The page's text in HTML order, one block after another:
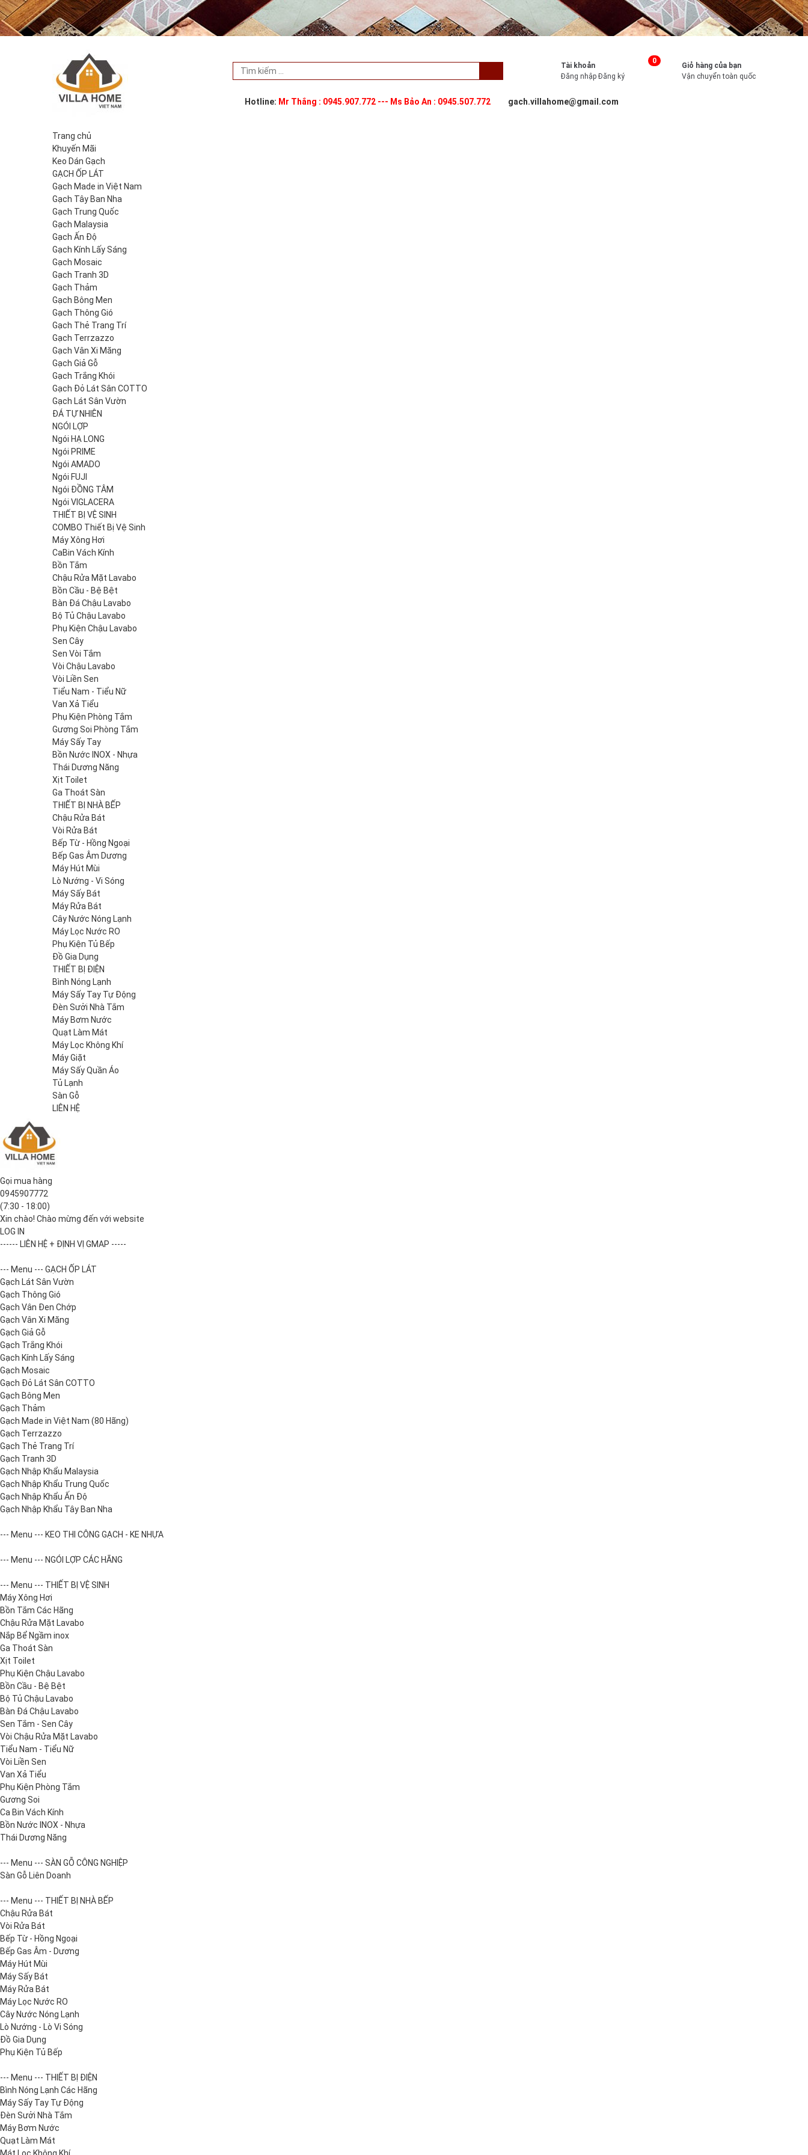
Tài khoản
Đăng nhập Đăng ký
0
Giỏ hàng của bạn
Vận chuyển toàn quốc
Hotline: Mr Thắng : 0945.907.772 --- Ms Bảo An : 0945.507.772 gach.villahome@gmail.com
Trang chủ
Khuyến Mãi
Keo Dán Gạch
GẠCH ỐP LÁT
Gạch Made in Việt Nam
Gạch Tây Ban Nha
Gạch Trung Quốc
Gạch Malaysia
Gạch Ấn Độ
Gạch Kính Lấy Sáng
Gạch Mosaic
Gạch Tranh 3D
Gạch Thảm
Gạch Bông Men
Gạch Thông Gió
Gạch Thẻ Trang Trí
Gạch Terrzazzo
Gạch Vân Xi Măng
Gạch Giả Gỗ
Gạch Trắng Khói
Gạch Đỏ Lát Sân COTTO
Gạch Lát Sân Vườn
ĐÁ TỰ NHIÊN
NGÓI LỢP
Ngói HẠ LONG
Ngói PRIME
Ngói AMADO
Ngói FUJI
Ngói ĐỒNG TÂM
Ngói VIGLACERA
THIẾT BỊ VỆ SINH
COMBO Thiết Bị Vệ Sinh
Máy Xông Hơi
CaBin Vách Kính
Bồn Tắm
Chậu Rửa Mặt Lavabo
Bồn Cầu - Bệ Bệt
Bàn Đá Chậu Lavabo
Bộ Tủ Chậu Lavabo
Phụ Kiện Chậu Lavabo
Sen Cây
Sen Vòi Tắm
Vòi Chậu Lavabo
Vòi Liền Sen
Tiểu Nam - Tiểu Nữ
Van Xả Tiểu
Phụ Kiện Phòng Tắm
Gương Soi Phòng Tắm
Máy Sấy Tay
Bồn Nước INOX - Nhựa
Thái Dương Năng
Xịt Toilet
Ga Thoát Sàn
THIẾT BỊ NHÀ BẾP
Chậu Rửa Bát
Vòi Rửa Bát
Bếp Từ - Hồng Ngoại
Bếp Gas Âm Dương
Máy Hút Mùi
Lò Nướng - Vi Sóng
Máy Sấy Bát
Máy Rửa Bát
Cây Nước Nóng Lạnh
Máy Lọc Nước RO
Phụ Kiện Tủ Bếp
Đồ Gia Dụng
THIẾT BỊ ĐIỆN
Bình Nóng Lạnh
Máy Sấy Tay Tự Động
Đèn Sưởi Nhà Tắm
Máy Bơm Nước
Quạt Làm Mát
Máy Lọc Không Khí
Máy Giặt
Máy Sấy Quần Áo
Tủ Lạnh
Sàn Gỗ
LIÊN HỆ
Gọi mua hàng
0945907772
(7:30 - 18:00)
Xin chào! Chào mừng đến với website
LOG IN
------ LIÊN HỆ + ĐỊNH VỊ GMAP -----
--- Menu --- GẠCH ỐP LÁT
Gạch Lát Sân Vườn
Gạch Thông Gió
Gạch Vân Đen Chớp
Gạch Vân Xi Măng
Gạch Giả Gỗ
Gạch Trắng Khói
Gạch Kính Lấy Sáng
Gạch Mosaic
Gạch Đỏ Lát Sân COTTO
Gạch Bông Men
Gạch Thảm
Gạch Made in Việt Nam (80 Hãng)
Gạch Terrzazzo
Gạch Thẻ Trang Trí
Gạch Tranh 3D
Gạch Nhập Khẩu Malaysia
Gạch Nhập Khẩu Trung Quốc
Gạch Nhập Khẩu Ấn Độ
Gạch Nhập Khẩu Tây Ban Nha
--- Menu --- KEO THI CÔNG GẠCH - KE NHỰA
--- Menu --- NGÓI LỢP CÁC HÃNG
--- Menu --- THIẾT BỊ VỆ SINH
Máy Xông Hơi
Bồn Tắm Các Hãng
Chậu Rửa Mặt Lavabo
Nắp Bể Ngầm inox
Ga Thoát Sàn
Xịt Toilet
Phụ Kiện Chậu Lavabo
Bồn Cầu - Bệ Bệt
Bộ Tủ Chậu Lavabo
Bàn Đá Chậu Lavabo
Sen Tắm - Sen Cây
Vòi Chậu Rửa Mặt Lavabo
Tiểu Nam - Tiểu Nữ
Vòi Liền Sen
Van Xả Tiểu
Phụ Kiện Phòng Tắm
Gương Soi
Ca Bin Vách Kính
Bồn Nước INOX - Nhựa
Thái Dương Năng
--- Menu --- SÀN GỖ CÔNG NGHIỆP
Sàn Gỗ Liên Doanh
--- Menu --- THIẾT BỊ NHÀ BẾP
Chậu Rửa Bát
Vòi Rửa Bát
Bếp Từ - Hồng Ngoại
Bếp Gas Âm - Dương
Máy Hút Mùi
Máy Sấy Bát
Máy Rửa Bát
Máy Lọc Nước RO
Cây Nước Nóng Lạnh
Lò Nướng - Lò Vi Sóng
Đồ Gia Dụng
Phụ Kiện Tủ Bếp
--- Menu --- THIẾT BỊ ĐIỆN
Bình Nóng Lạnh Các Hãng
Máy Sấy Tay Tự Động
Đèn Sưởi Nhà Tắm
Máy Bơm Nước
Quạt Làm Mát